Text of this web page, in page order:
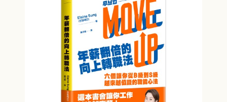
親子教養 (14)
人文史哲 (74)
【66折】高寶小說系列全圖鑑書展